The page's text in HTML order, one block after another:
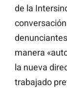
de la
manera
la nueva
trabajado